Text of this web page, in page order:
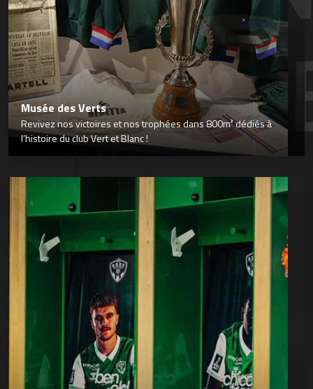
Musée des Verts
Revivez nos victoires et nos trophées dans 800m² dédiés à
l’histoire du club Vert et Blanc !